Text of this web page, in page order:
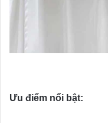
Ưu điểm nổi bật: